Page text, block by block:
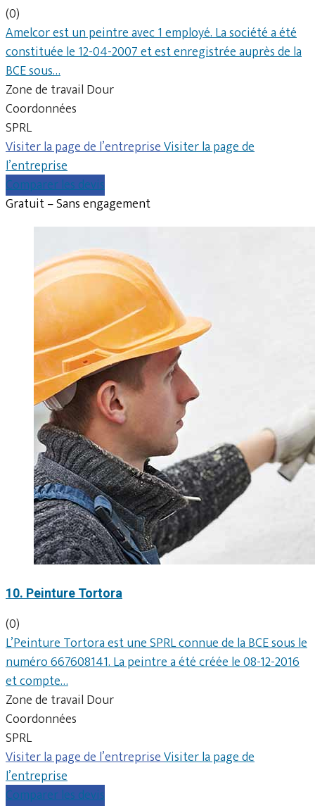
(0)
Amelcor est un peintre avec 1 employé. La société a été
constituée le 12-04-2007 et est enregistrée auprès de la
BCE sous…
Zone de travail Dour
Coordonnées
SPRL
Visiter la page de l’entrepriseVisiter la page de
l’entreprise
Comparer les devis
Gratuit – Sans engagement
10. Peinture Tortora
(0)
L’Peinture Tortora est une SPRL connue de la BCE sous le
numéro 667608141. La peintre a été créée le 08-12-2016
et compte…
Zone de travail Dour
Coordonnées
SPRL
Visiter la page de l’entrepriseVisiter la page de
l’entreprise
Comparer les devis